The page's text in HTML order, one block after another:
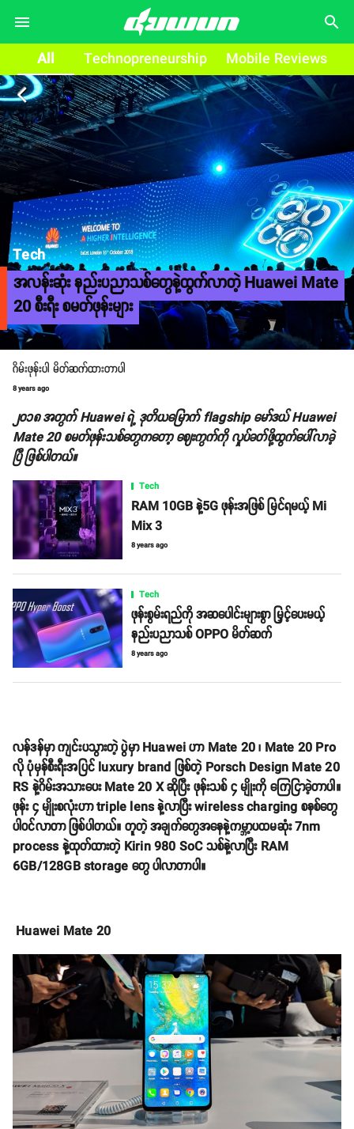
search
All Technopreneurship Mobile Reviews
arrow_back_ios
Tech
အလန်းဆုံး နည်းပညာသစ်တွေနဲ့ထွက်လာတဲ့ Huawei Mate
20 စီးရီး စမတ်ဖုန်းများ
ဂိမ်းဖုန်းပါ မိတ်ဆက်ထားတာပါ
8 years ago
၂၀၁၈ အတွက် Huawei ရဲ့ ဒုတိယမြောက် flagship မော်ဒယ် Huawei
Mate 20 စမတ်ဖုန်းသစ်တွေကတော့ ဈေးကွက်ကို လှုပ်ခတ်ဖို့ထွက်ပေါ်လာခဲ့
ပြီ ဖြစ်ပါတယ်။
Tech
RAM 10GB နဲ့5G ဖုန်းအဖြစ် မြင်ရမယ့် Mi
Mix 3
8 years ago
Tech
ဖုန်းစွမ်းရည်ကို အဆပေါင်းများစွာ မြှင့်ပေးမယ့်
နည်းပညာသစ် OPPO မိတ်ဆက်
8 years ago
လန်ဒန်မှာ ကျင်းပသွားတဲ့ ပွဲမှာ Huawei ဟာ Mate 20 ၊ Mate 20 Pro
လို ပုံမှန်စီးရီးအပြင် luxury brand ဖြစ်တဲ့ Porsch Design Mate 20
RS နဲ့ဂိမ်းအသားပေး Mate 20 X ဆိုပြီး ဖုန်းသစ် ၄ မျိုးကို ကြေငြာခဲ့တာပါ။
ဖုန်း ၄ မျိုးစလုံးဟာ triple lens နဲ့လာပြီး wireless charging စနစ်တွေ
ပါဝင်လာတာ ဖြစ်ပါတယ်။ တူတဲ့ အချက်တွေအနေနဲ့ကမ္ဘာ့ပထမဆုံး 7nm
process နဲ့ထုတ်ထားတဲ့ Kirin 980 SoC သစ်နဲ့လာပြီး RAM
6GB/128GB storage တွေ ပါလာတာပါ။
Huawei Mate 20